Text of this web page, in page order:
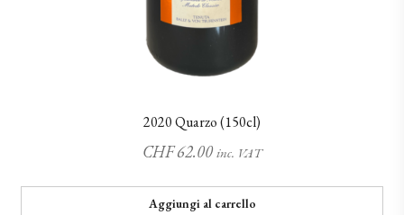
2020 Quarzo (150cl)
CHF62.00 inc. VAT
Aggiungi al carrello